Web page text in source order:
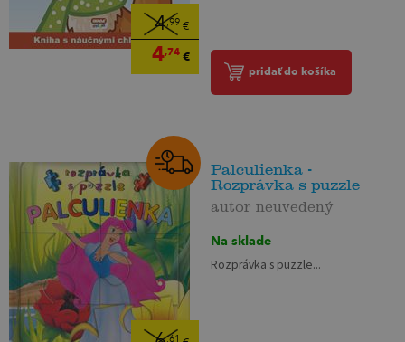
4,99 €
4,74€
pridať do košíka
,61
Palculienka -
Rozprávka s puzzle
autor neuvedený
Na sklade
Rozprávka s puzzle...